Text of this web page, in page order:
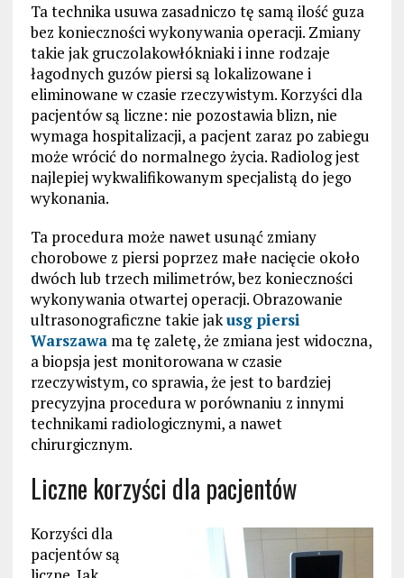
Ta technika usuwa zasadniczo tę samą ilość guza
bez konieczności wykonywania operacji. Zmiany
takie jak gruczolakowłókniaki i inne rodzaje
łagodnych guzów piersi są lokalizowane i
eliminowane w czasie rzeczywistym. Korzyści dla
pacjentów są liczne: nie pozostawia blizn, nie
wymaga hospitalizacji, a pacjent zaraz po zabiegu
może wrócić do normalnego życia. Radiolog jest
najlepiej wykwalifikowanym specjalistą do jego
wykonania.
Ta procedura może nawet usunąć zmiany
chorobowe z piersi poprzez małe nacięcie około
dwóch lub trzech milimetrów, bez konieczności
wykonywania otwartej operacji. Obrazowanie
ultrasonograficzne takie jakusg piersi
Warszawama tę zaletę, że zmiana jest widoczna,
a biopsja jest monitorowana w czasie
rzeczywistym, co sprawia, że ​​jest to bardziej
precyzyjna procedura w porównaniu z innymi
technikami radiologicznymi, a nawet
chirurgicznym.
Liczne korzyści dla pacjentów
Korzyści dla
pacjentów są